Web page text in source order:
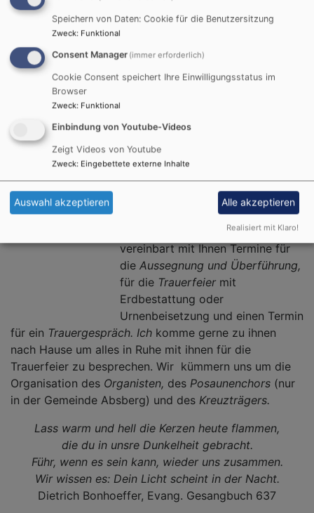
Begleitung auf dem letzten
Weg
Trauerfeier und
Bestattung
Was tun, wenn es einmal so weit
ist?
Bestatter verständigen, Pfarrerin
verständigen Tel.: 09175/78887.
Pfarrerin Müller-Grünwedel
vereinbart mit Ihnen Termine für
die Aussegnung und Überführung,
für die Trauerfeier mit
Erdbestattung oder
Urnenbeisetzung und einen Termin
für ein Trauergespräch. Ich komme gerne zu ihnen
nach Hause um alles in Ruhe mit ihnen für die
Trauerfeier zu besprechen. Wir kümmern uns um die
Organisation des Organisten, des Posaunenchors (nur
in der Gemeinde Absberg) und des Kreuzträgers.
Lass warm und hell die Kerzen heute flammen,
die du in unsre Dunkelheit gebracht.
Führ, wenn es sein kann, wieder uns zusammen.
Wir wissen es: Dein Licht scheint in der Nacht.
Dietrich Bonhoeffer, Evang. Gesangbuch 637
Speichern von Daten: Cookie für die Benutzersitzung
Zweck: Funktional
Consent Manager (immer erforderlich)
Cookie Consent speichert Ihre Einwilligungsstatus im
Browser
Zweck: Funktional
Einbindung von Youtube-Videos
Zeigt Videos von Youtube
Zweck: Eingebettete externe Inhalte
Auswahl akzeptieren Alle akzeptieren
Realisiert mit Klaro!